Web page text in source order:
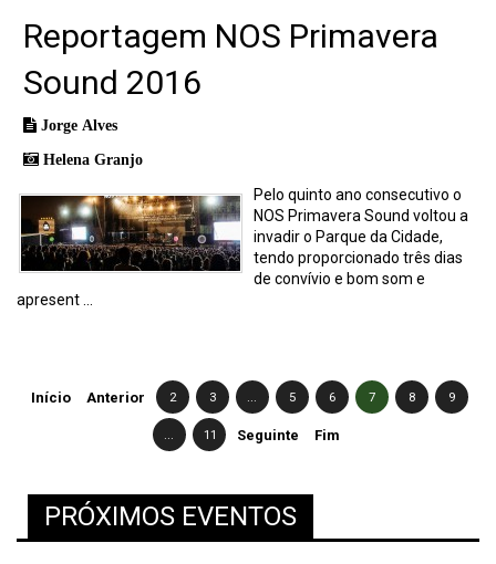
Reportagem NOS Primavera
Sound 2016
Jorge Alves
Helena Granjo
Pelo quinto ano consecutivo o
NOS Primavera Sound voltou a
invadir o Parque da Cidade,
tendo proporcionado três dias
de convívio e bom som e
apresent ...
Início Anterior 2 3 5 6 7 8 9
11 Seguinte Fim
PRÓXIMOS EVENTOS